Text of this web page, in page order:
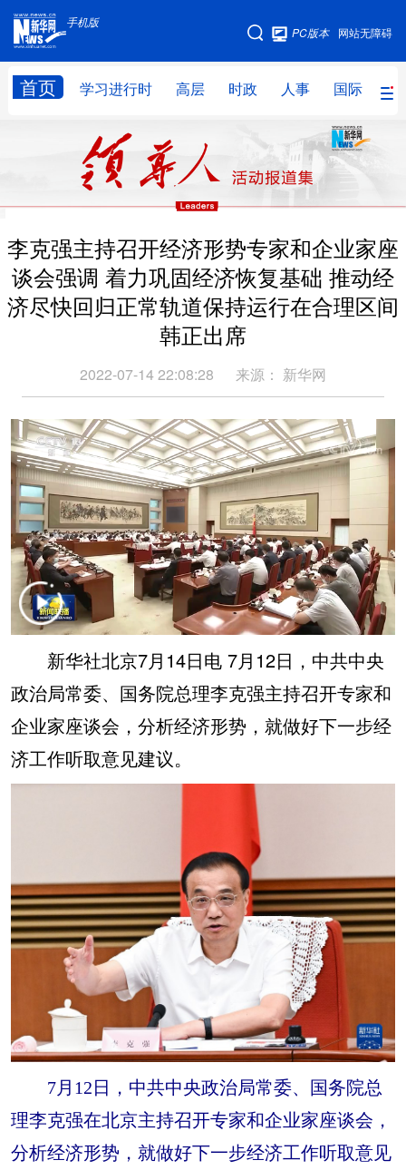
手机版
网站无障碍
PC版本
首页 学习进行时 高层 时政 人事 国际 财
手机版
网站地图
高层 人事
财经 网评
台湾 思客智库 全球连线 教育
科技 科创 量子 体育
文化 书画 健康 军事
视频 图片
金融
食品 人居 信息化 数字经济
学术中国 乡村振兴 银龄 溯源中国
城市 旅游 能源 会展
彩票 娱乐 时尚 悦读
公益 一带一路 亚太网 上市公司
文化产业
地方频道
北京 天津 河北 山西
辽宁 吉林 上海 江苏
浙江 安徽 福建 江西
湖北
海南
四川 贵州 云南 西藏
陕西 甘肃 青海 宁夏
新疆 内蒙古 黑龙江
多语种频道
English Español Français عربى
Русский язык 日本語 한국어
Deutsch Português
李克强主持召开经济形势专家和企业家座
谈会强调 着力巩固经济恢复基础 推动经
济尽快回归正常轨道保持运行在合理区间
韩正出席
2022-07-14 22:08:28 来源： 新华网
新华社北京7月14日电 7月12日，中共中央
政治局常委、国务院总理李克强主持召开专家和
企业家座谈会，分析经济形势，就做好下一步经
济工作听取意见建议。
7月12日，中共中央政治局常委、国务院总
理李克强在北京主持召开专家和企业家座谈会，
分析经济形势，就做好下一步经济工作听取意见